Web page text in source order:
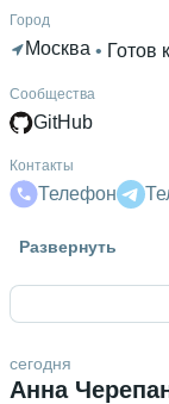
Город
Москва • Готов
Сообщества
GitHub
Контакты
Телефон
Высшее образование
Развернуть
Анна
сегодня